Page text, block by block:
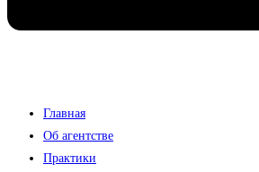
Главная
Об агентстве
Практики